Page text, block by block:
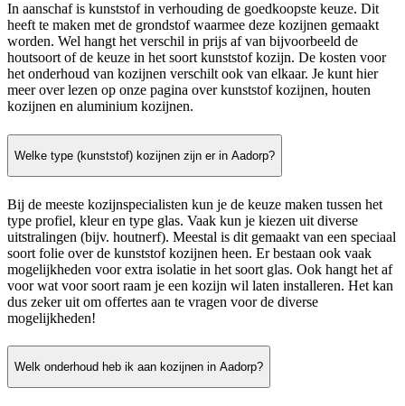
In aanschaf is kunststof in verhouding de goedkoopste keuze. Dit
heeft te maken met de grondstof waarmee deze kozijnen gemaakt
worden. Wel hangt het verschil in prijs af van bijvoorbeeld de
houtsoort of de keuze in het soort kunststof kozijn. De kosten voor
het onderhoud van kozijnen verschilt ook van elkaar. Je kunt hier
meer over lezen op onze pagina over kunststof kozijnen, houten
kozijnen en aluminium kozijnen.
Welke type (kunststof) kozijnen zijn er in Aadorp?
Bij de meeste kozijnspecialisten kun je de keuze maken tussen het
type profiel, kleur en type glas. Vaak kun je kiezen uit diverse
uitstralingen (bijv. houtnerf). Meestal is dit gemaakt van een speciaal
soort folie over de kunststof kozijnen heen. Er bestaan ook vaak
mogelijkheden voor extra isolatie in het soort glas. Ook hangt het af
voor wat voor soort raam je een kozijn wil laten installeren. Het kan
dus zeker uit om offertes aan te vragen voor de diverse
mogelijkheden!
Welk onderhoud heb ik aan kozijnen in Aadorp?